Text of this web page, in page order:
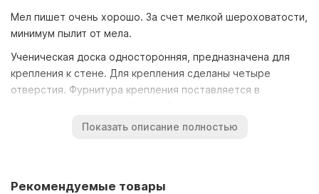
Мел пишет очень хорошо. За счет мелкой шероховатости,
минимум пылит от мела.
Ученическая доска односторонняя, предназначена для
крепления к стене. Для крепления сделаны четыре
отверстия. Фурнитура крепления поставляется в
Сборка производится в Украине.
Украины.
Показать описание полностью
Рекомендуемые товары